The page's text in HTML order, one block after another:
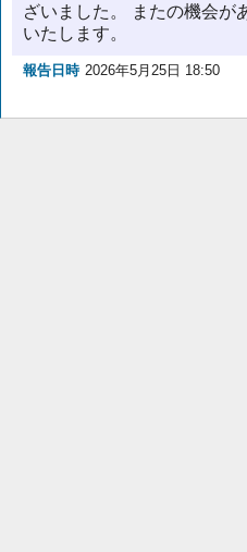
ざいました。 またの機会が
いたします。
報告日時 2026年5月25日 18:50